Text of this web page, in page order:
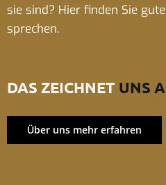
sie sind? Hier finden Sie
sprechen.
DAS ZEICHNET UNS
Über uns mehr erfahren